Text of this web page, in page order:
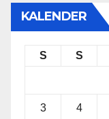
KALENDER
S S
3 4